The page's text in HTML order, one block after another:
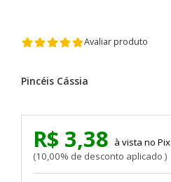
Avaliar produto
Pincéis Cássia
R$ 3,38
10,00% de desconto aplicado
Pix